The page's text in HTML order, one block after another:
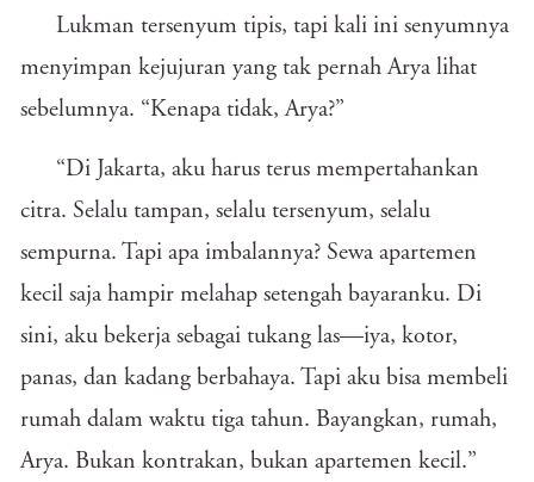
Lukman tersenyum tipis, tapi kali ini senyumnya
menyimpan kejujuran yang tak pernah Arya lihat
sebelumnya. “Kenapa tidak, Arya?”
“Di Jakarta, aku harus terus mempertahankan
citra. Selalu tampan, selalu tersenyum, selalu
sempurna. Tapi apa imbalannya? Sewa apartemen
kecil saja hampir melahap setengah bayaranku. Di
sini, aku bekerja sebagai tukang las—iya, kotor,
panas, dan kadang berbahaya. Tapi aku bisa membeli
rumah dalam waktu tiga tahun. Bayangkan, rumah,
Arya. Bukan kontrakan, bukan apartemen kecil.”